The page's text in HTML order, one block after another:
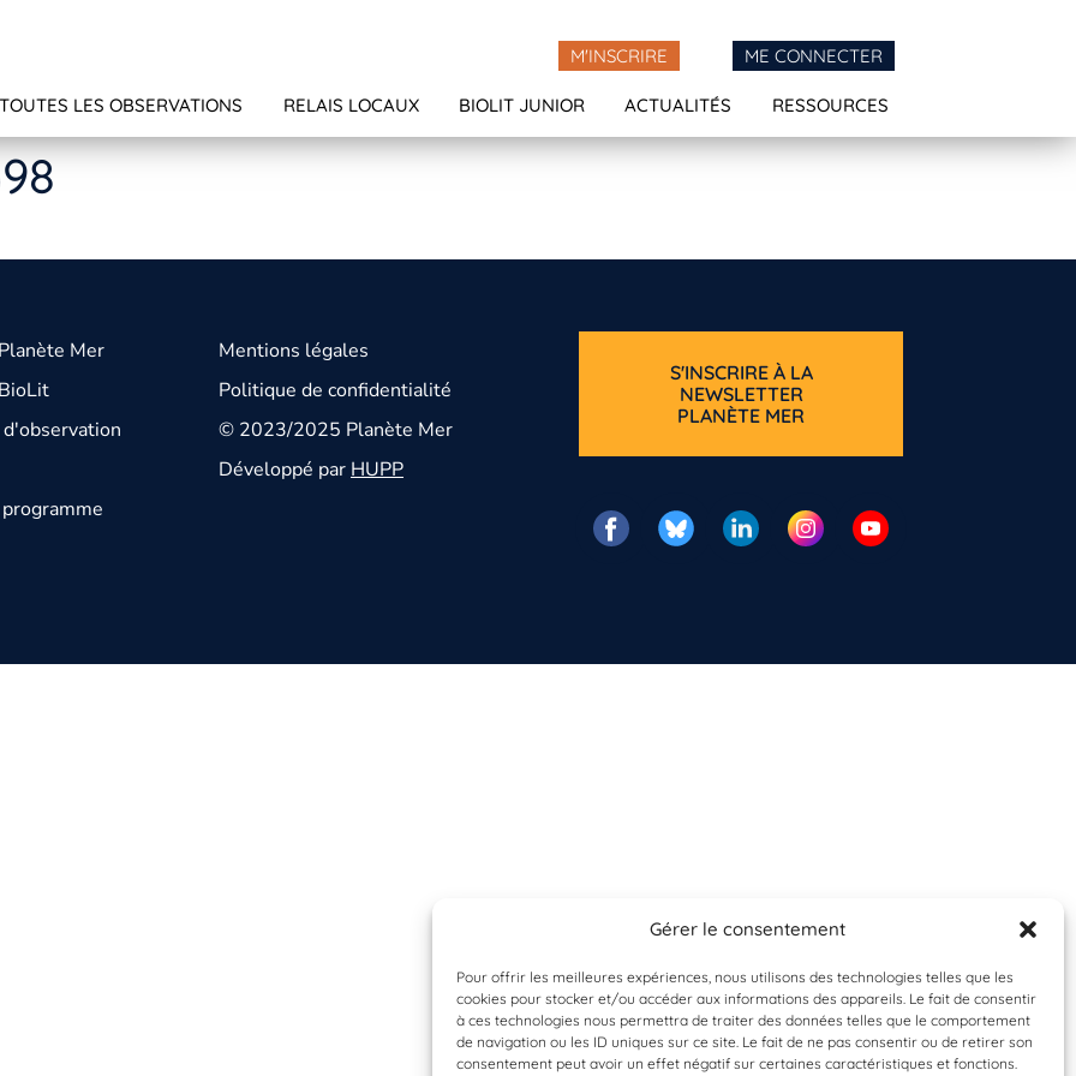
Gérer le consentement
Pour offrir les meilleures expériences, nous utilisons des technologies telles que les
cookies pour stocker et/ou accéder aux informations des appareils. Le fait de consentir
à ces technologies nous permettra de traiter des données telles que le comportement
de navigation ou les ID uniques sur ce site. Le fait de ne pas consentir ou de retirer son
consentement peut avoir un effet négatif sur certaines caractéristiques et fonctions.
M'INSCRIRE ME CONNECTER
TOUTES LES OBSERVATIONS RELAIS LOCAUX BIOLIT JUNIOR ACTUALITÉS RESSOURCES
Mer
Mentions légales
Politique de confidentialité
© 2023/2025 Planète Mer
Développé parHUPP
S'INSCRIRE À LA
NEWSLETTER
PLANÈTE MER